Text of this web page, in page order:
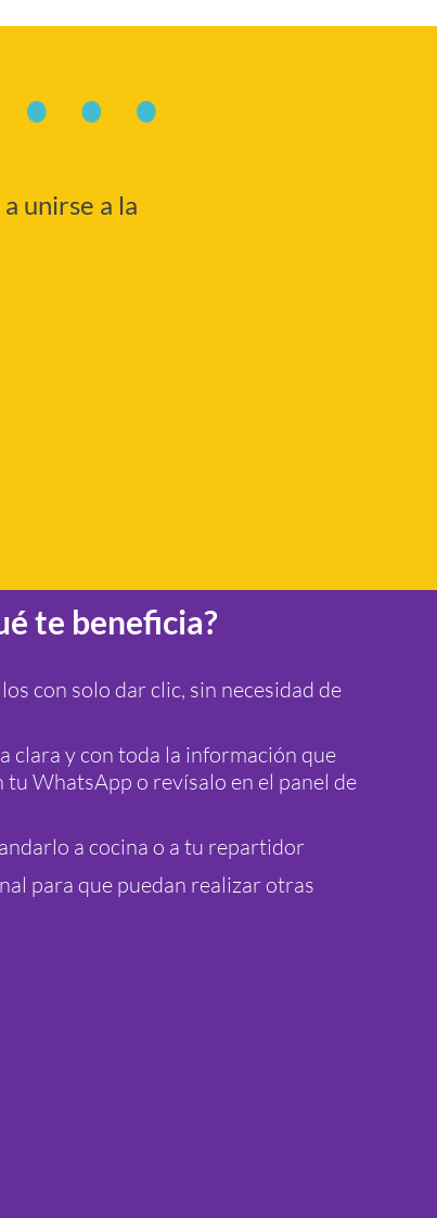
unirse a la
te beneficia?
con solo dar clic, sin necesidad de
clara y con toda la información que
WhatsApp o revísalo en el panel de
a cocina o a tu repartidor
para que puedan realizar otras